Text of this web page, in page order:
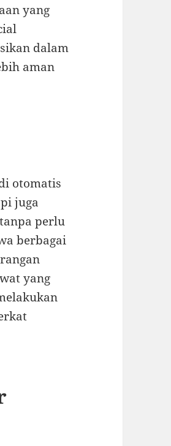
yang
dalam
aman
otomatis
juga
perlu
berbagai
yang